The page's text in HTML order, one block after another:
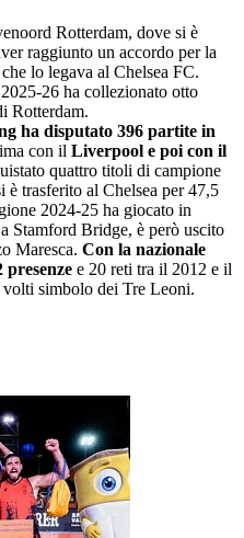
Rotterdam, dove si è
raggiunto un accordo per la
lo legava al Chelsea FC.
26 ha collezionato otto
Rotterdam.
ha disputato 396 partite in
con il Liverpool e poi con il
quattro titoli di campione
trasferito al Chelsea per 47,5
2024-25 ha giocato in
Stamford Bridge, è però uscito
Maresca. Con la nazionale
presenze e 20 reti tra il 2012 e il
simbolo dei Tre Leoni.